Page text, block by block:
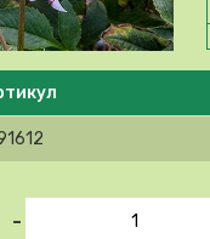
виберіть продукт
-